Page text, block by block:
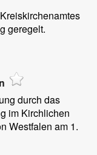
geregelt.
durch das
im Kirchlichen
Westfalen am 1.